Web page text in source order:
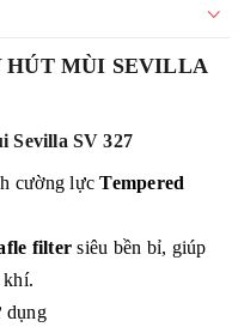
HÚT MÙI SEVILLA
Sevilla SV 327
cường lựcTempered
filter siêu bền bỉ, giúp
khí.
dụng